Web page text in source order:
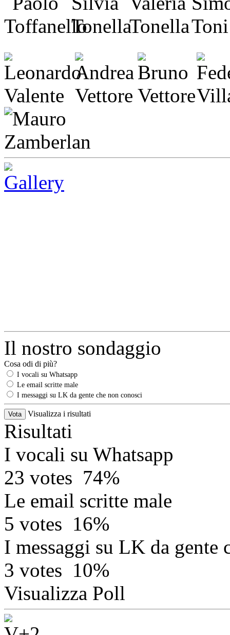
Il nostro sondaggio
Cosa odi di più?
I vocali su Whatsapp
Le email scritte male
I messaggi su LK da gente che non conosci
Visualizza i risultati
Risultati
I vocali su Whatsapp
23 votes 74%
Le email scritte male
5 votes 16%
I messaggi su LK da gente
3 votes 10%
Visualizza Poll